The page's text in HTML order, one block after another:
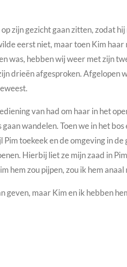
zijn gezicht gaan zitten, zodat
eerst niet, maar toen Kim haar
was, hebben wij weer met zijn
drieën afgesproken. Afgelopen
van had om haar in het
wandelen. Toen we in het
toekeek en de omgeving in de
Hierbij liet ze mijn zaad in
hem zou pijpen, zou ik hem anaal
geven, maar Kim en ik hebben